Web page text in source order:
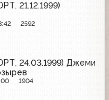
21.12.1999)
2592
24.03.1999) Джеми
1904